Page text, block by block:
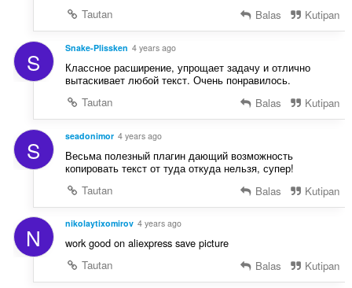
Tautan
Balas Kutipan
S Snake-Plissken 4 years ago
Классное расширение, упрощает задачу и отлично
вытаскивает любой текст. Очень понравилось.
Tautan
Balas Kutipan
S seadonimor 4 years ago
Весьма полезный плагин дающий возможность
копировать текст от туда откуда нельзя, супер!
Tautan
Balas Kutipan
N nikolaytixomirov 4 years ago
work good on aliexpress save picture
Tautan
Balas Kutipan